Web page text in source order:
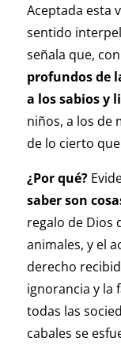
Aceptada esta
sentido
señala que,
profundos de
a los sabios y
niños, a los de
de lo cierto
¿Por qué?
saber son
regalo de Dios
animales, y el
derecho
ignorancia y la
todas las
cabales se